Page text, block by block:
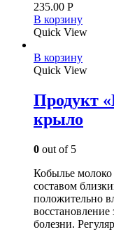
235.00 Р
В корзину
Quick View
В корзину
Quick View
Продукт
крыло
0 out of 5
Кобылье
составом
положительно
болезни.